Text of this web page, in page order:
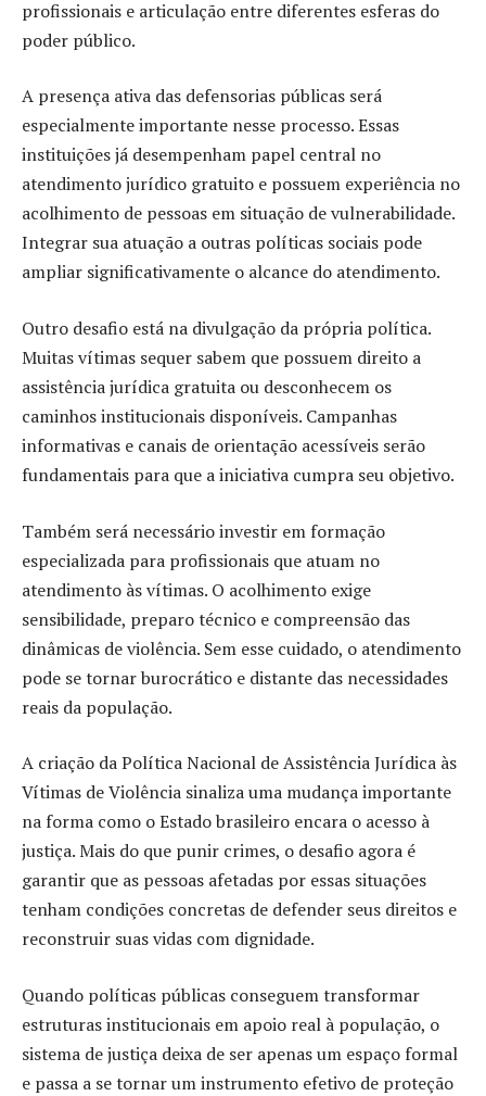
profissionais e articulação entre diferentes esferas do
poder público.
A presença ativa das defensorias públicas será
especialmente importante nesse processo. Essas
instituições já desempenham papel central no
atendimento jurídico gratuito e possuem experiência no
acolhimento de pessoas em situação de vulnerabilidade.
Integrar sua atuação a outras políticas sociais pode
ampliar significativamente o alcance do atendimento.
Outro desafio está na divulgação da própria política.
Muitas vítimas sequer sabem que possuem direito a
assistência jurídica gratuita ou desconhecem os
caminhos institucionais disponíveis. Campanhas
informativas e canais de orientação acessíveis serão
fundamentais para que a iniciativa cumpra seu objetivo.
Também será necessário investir em formação
especializada para profissionais que atuam no
atendimento às vítimas. O acolhimento exige
sensibilidade, preparo técnico e compreensão das
dinâmicas de violência. Sem esse cuidado, o atendimento
pode se tornar burocrático e distante das necessidades
reais da população.
A criação da Política Nacional de Assistência Jurídica às
Vítimas de Violência sinaliza uma mudança importante
na forma como o Estado brasileiro encara o acesso à
justiça. Mais do que punir crimes, o desafio agora é
garantir que as pessoas afetadas por essas situações
tenham condições concretas de defender seus direitos e
reconstruir suas vidas com dignidade.
Quando políticas públicas conseguem transformar
estruturas institucionais em apoio real à população, o
sistema de justiça deixa de ser apenas um espaço formal
e passa a se tornar um instrumento efetivo de proteção